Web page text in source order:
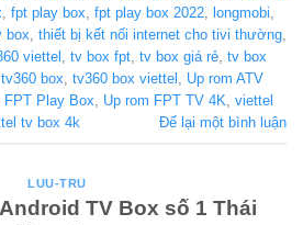
fpt play box fpt play box 2022 longmobi
box thiết bị kết nối internet cho tivi thường
viettel tv box fpt tv box giá rẻ tv box
tv360 box tv360 box viettel
Up rom ATV
FPT Play Box Up rom FPT TV 4K viettel
tv box 4k Để lại một bình luận
LUU-TRU
TV Box số 1 Thái